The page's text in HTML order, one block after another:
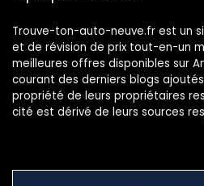
Trouve-ton-auto-neuve.fr est un
et de révision de prix tout-en-un
meilleures offres disponibles sur
courant des derniers blogs
propriété de leurs propriétaires
cité est dérivé de leurs sources